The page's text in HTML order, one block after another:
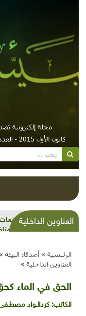
مجلة إلكترونية
كانون الأول 2015 - العدد 80 (2015-12-01)
العناوين الداخلية
تغيّر
الرئيسية » أصدقاء البيئة
العناوين الداخلية »
الحق في الماء
الكاتب: كردالـواد مصطـفى